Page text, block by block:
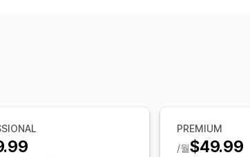
PREMIUM
$49.99
/월